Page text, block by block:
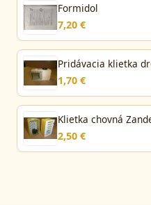
Formidol
7,20 €
Pridávacia klietka
1,70 €
Klietka chovná
2,50 €